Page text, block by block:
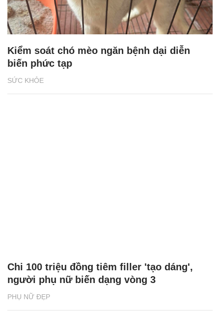
SỨC KHỎE
Kiểm soát chó mèo ngăn bệnh dại diễn
biến phức tạp
PHỤ NỮ ĐẸP
Chi 100 triệu đồng tiêm filler 'tạo dáng',
người phụ nữ biến dạng vòng 3